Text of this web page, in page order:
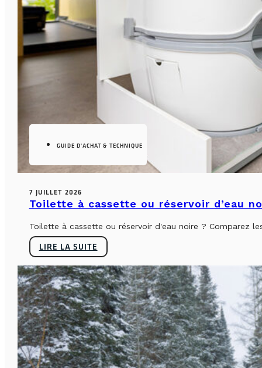
GUIDE D'ACHAT & TECHNIQUE
7 JUILLET 2026
Toilette à cassette ou réservoir d’eau
Toilette à cassette ou réservoir d'eau noire ? Comparez
LIRE LA SUITE